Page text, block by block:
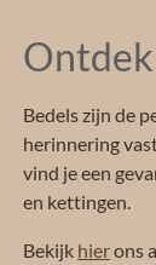
Bedels zijn de
herinnering
vind je een
en kettingen.
Bekijk hierons